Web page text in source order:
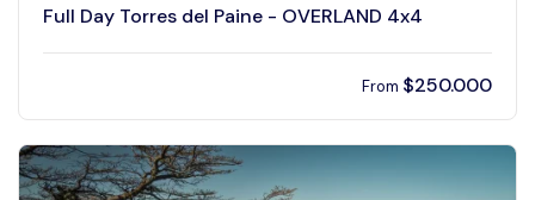
Full Day Torres del Paine - OVERLAND 4x4
From $250.000